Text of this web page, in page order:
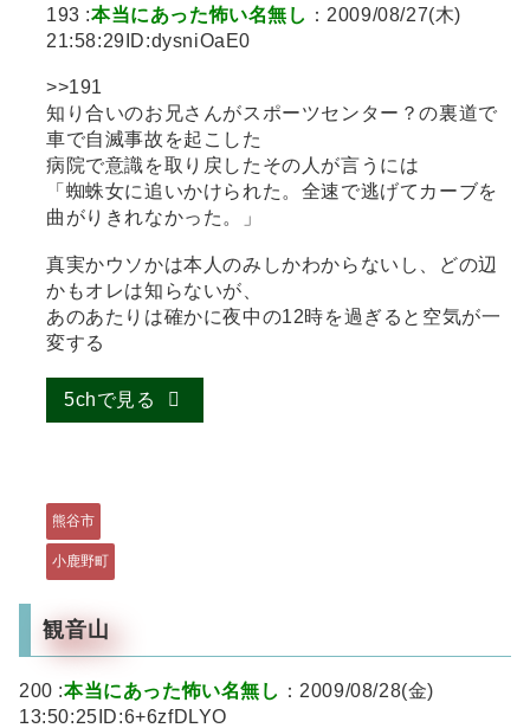
193 :本当にあった怖い名無し ：2009/08/27(木)
21:58:29ID:dysniOaE0
>>191
知り合いのお兄さんがスポーツセンター？の裏道で
車で自滅事故を起こした
病院で意識を取り戻したその人が言うには
「蜘蛛女に追いかけられた。全速で逃げてカーブを
曲がりきれなかった。」
真実かウソかは本人のみしかわからないし、どの辺
かもオレは知らないが、
あのあたりは確かに夜中の12時を過ぎると空気が一
変する
5chで見る
熊谷市
小鹿野町
観音山
200 :本当にあった怖い名無し ：2009/08/28(金)
13:50:25ID:6+6zfDLYO